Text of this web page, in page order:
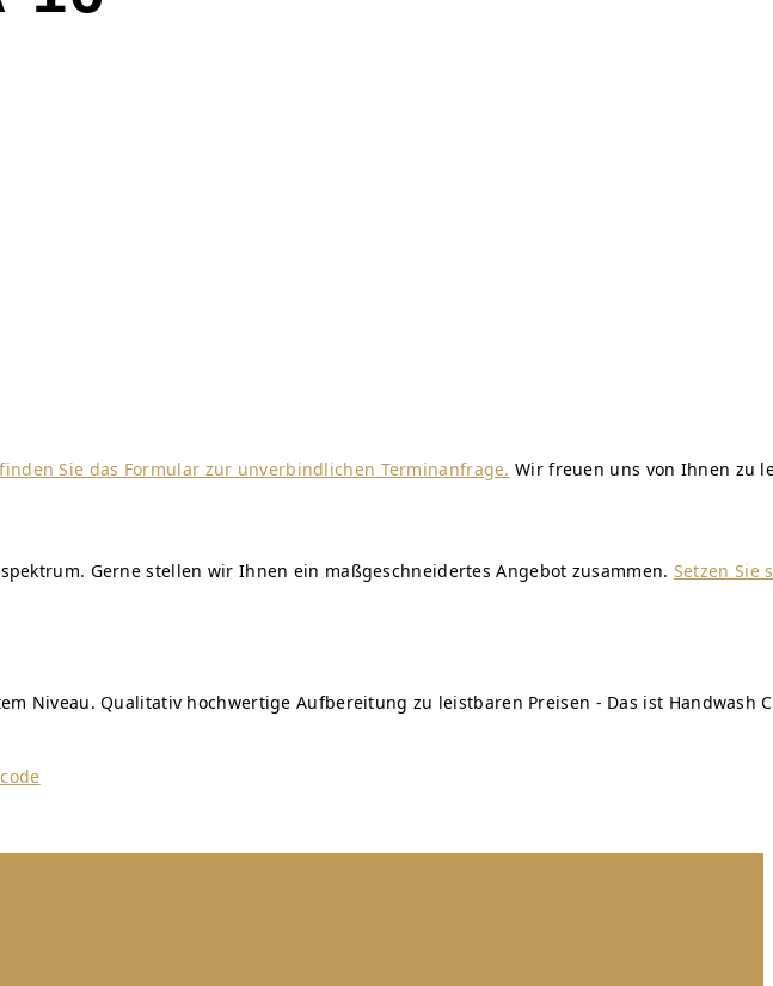
Sie das Formular zur unverbindlichen Terminanfrage. Wir freuen uns von Ihnen zu
Gerne stellen wir Ihnen ein maßgeschneidertes Angebot zusammen. Setzen Sie
Niveau. Qualitativ hochwertige Aufbereitung zu leistbaren Preisen - Das ist Handwash